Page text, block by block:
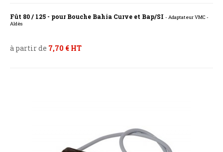
Fût 80 / 125 - pour Bouche Bahia Curve et Bap/SI - Adaptateur VMC -
Aldès
à partir de 7,70 € HT